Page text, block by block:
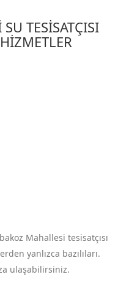
TESISATÇISI
Mahallesi tesisatçısı
yanlızca bazılıları.
ulaşabilirsiniz.